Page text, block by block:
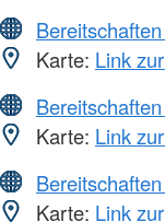
Karte: Link
Karte: Link
Karte: Link